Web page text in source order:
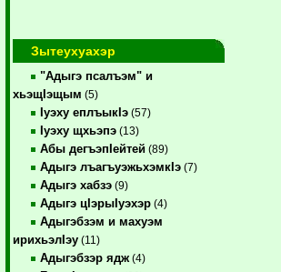
Зытеухуахэр
"Адыгэ псалъэм" и
хьэщIэщым (5)
Iуэху еплъыкIэ (57)
Iуэху щхьэпэ (13)
Абы дегъэпIейтей (89)
Адыгэ лъагъуэжьхэмкIэ (7)
Адыгэ хабзэ (9)
Адыгэ цIэрыIуэхэр (4)
Адыгэбзэм и махуэм
ирихьэлIэу (11)
Адыгэбзэр ядж (4)